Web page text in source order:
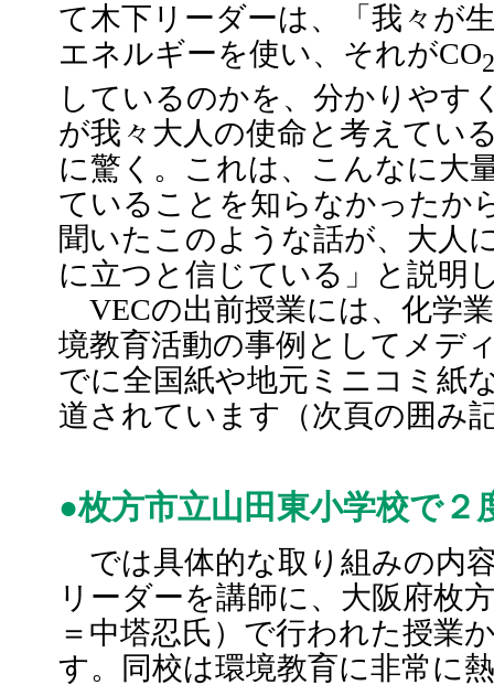
て木下リーダーは、「我々が
エネルギーを使い、それがCO2
しているのかを、分かりやす
が我々大人の使命と考えてい
に驚く。これは、こんなに大
ていることを知らなかったか
聞いたこのような話が、大人
に立つと信じている」と説明
VECの出前授業には、化学
境教育活動の事例としてメデ
でに全国紙や地元ミニコミ紙
道されています（次頁の囲み
●枚方市立山田東小学校で２
では具体的な取り組みの内
リーダーを講師に、大阪府枚
＝中塔忍氏）で行われた授業
す。同校は環境教育に非常に